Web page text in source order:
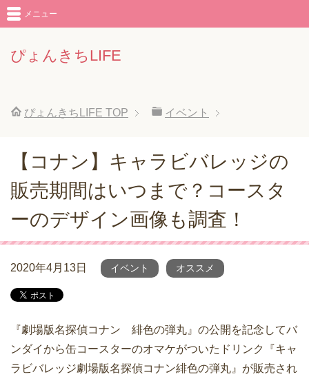
ぴょんきちLIFE
メニュー
ぴょんきちLIFE TOP イベント
【コナン】キャラビバレッジの
販売期間はいつまで？コースタ
ーのデザイン画像も調査！
2020年4月13日 イベント オススメ
『劇場版名探偵コナン 緋色の弾丸』の公開を記念してバ
ンダイから缶コースターのオマケがついたドリンク『キャ
ラビバレッジ劇場版名探偵コナン緋色の弾丸』が販売され